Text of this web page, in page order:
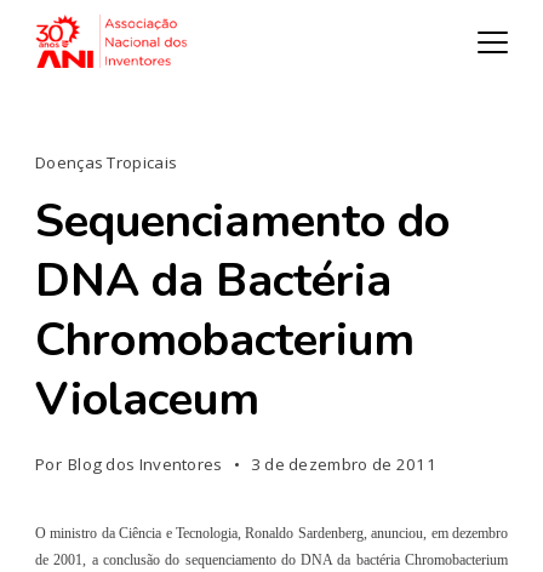
Doenças Tropicais
Sequenciamento do
DNA da Bactéria
Chromobacterium
Violaceum
Por Blog dos Inventores 3 de dezembro de 2011
O ministro da Ciência e Tecnologia, Ronaldo Sardenberg, anunciou, em dezembro
de 2001, a conclusão do sequenciamento do DNA da bactéria Chromobacterium